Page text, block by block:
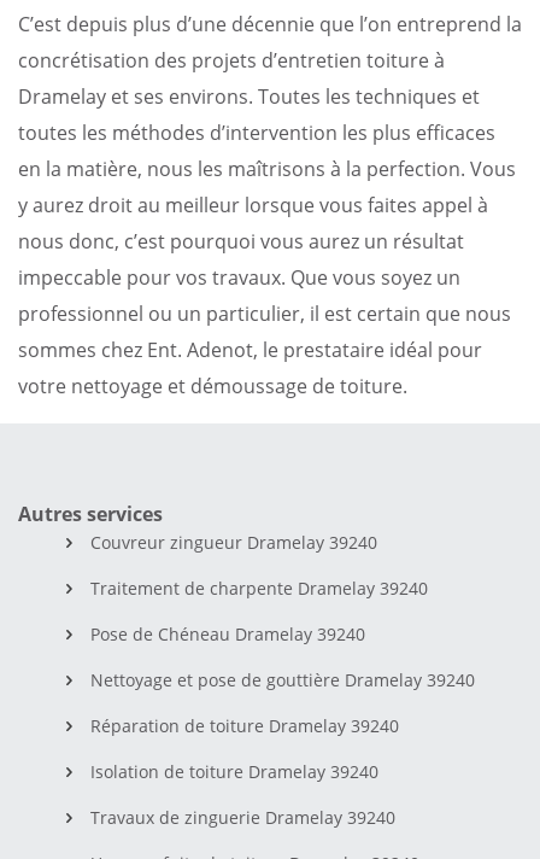
C’est depuis plus d’une décennie que l’on entreprend la
concrétisation des projets d’entretien toiture à
Dramelay et ses environs. Toutes les techniques et
toutes les méthodes d’intervention les plus efficaces
en la matière, nous les maîtrisons à la perfection. Vous
y aurez droit au meilleur lorsque vous faites appel à
nous donc, c’est pourquoi vous aurez un résultat
impeccable pour vos travaux. Que vous soyez un
professionnel ou un particulier, il est certain que nous
sommes chez Ent. Adenot, le prestataire idéal pour
votre nettoyage et démoussage de toiture.
Autres services
Couvreur zingueur Dramelay 39240
Traitement de charpente Dramelay 39240
Pose de Chéneau Dramelay 39240
Nettoyage et pose de gouttière Dramelay 39240
Réparation de toiture Dramelay 39240
Isolation de toiture Dramelay 39240
Travaux de zinguerie Dramelay 39240